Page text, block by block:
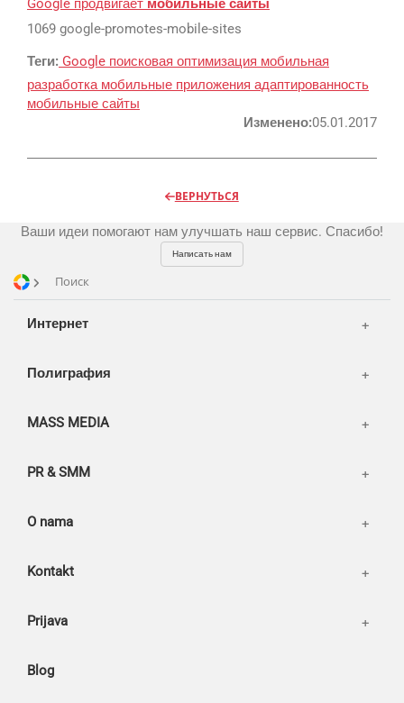
Google продвигает мобильные сайты
1069 google-promotes-mobile-sites
Теги: Google поисковая оптимизация мобильная
разработка мобильные приложения адаптированность
мобильные сайты
Изменено:05.01.2017
ВЕРНУТЬСЯ
Ваши идеи помогают нам улучшать наш сервис. Спасибо!
Написать нам
Поиск
Интернет
Реклама и продвижение
AI Automation
Разработка сайтов
CMS 1C-Bitrix
Полиграфия
Цифра и офсет
Широкий формат
MASS MEDIA
Телевидение
OOH
PR & SMM
Аудио и звукозапись
O nama
Partners
Publications
News
Our works
Kontakt
Prijava
Korpa
Blog